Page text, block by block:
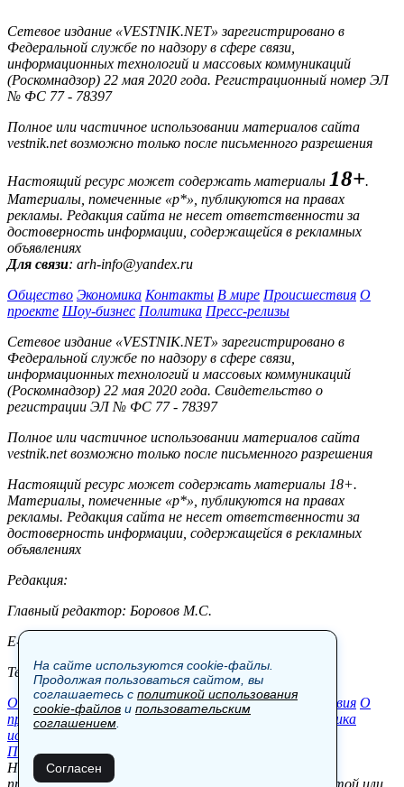
Сетевое издание «VESTNIK.NET» зарегистрировано в
Федеральной службе по надзору в сфере связи,
информационных технологий и массовых коммуникаций
(Роскомнадзор) 22 мая 2020 года. Регистрационный номер ЭЛ
№ ФС 77 - 78397
Полное или частичное использовании материалов сайта
vestnik.net возможно только после письменного разрешения
Настоящий ресурс может содержать материалы 18+.
Материалы, помеченные «р*», публикуются на правах
рекламы. Редакция сайта не несет ответственности за
достоверность информации, содержащейся в рекламных
объявлениях
Для связи: arh-info@yandex.ru
Общество Экономика Контакты В мире Происшествия О
проекте Шоу-бизнес Политика Пресс-релизы
Сетевое издание «VESTNIK.NET» зарегистрировано в
Федеральной службе по надзору в сфере связи,
информационных технологий и массовых коммуникаций
(Роскомнадзор) 22 мая 2020 года. Свидетельство о
регистрации ЭЛ № ФС 77 - 78397
Полное или частичное использовании материалов сайта
vestnik.net возможно только после письменного разрешения
Настоящий ресурс может содержать материалы 18+.
Материалы, помеченные «р*», публикуются на правах
рекламы. Редакция сайта не несет ответственности за
достоверность информации, содержащейся в рекламных
объявлениях
Редакция:
Главный редактор: Боровов М.С.
E-mail: site@vestnik.net, reb.msk@yandex.ru
Тел.: +7 (921) 720-00-97
Общество Экономика Контакты В мире Происшествия О
проекте Шоу-бизнес Политика Пресс-релизы
Политика
использования cookie-файлов
Пользовательское соглашение
Новости, аналитика, прогнозы и другие материалы,
представленные на данном сайте, не являются офертой или
На сайте используются cookie-файлы.
Продолжая пользоваться сайтом, вы
соглашаетесь с политикой использования
cookie-файлов и пользовательским
соглашением
Согласен